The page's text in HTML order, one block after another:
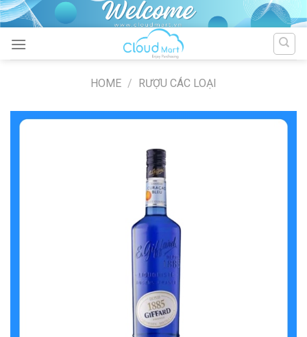
Skip
to
content
HOME / RƯỢU CÁC LOẠI